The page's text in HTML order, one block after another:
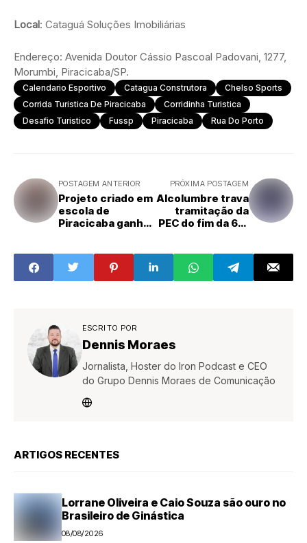
Local: Cataguá Soluções Imobiliárias
Endereço: Avenida Doutor Cássio Pascoal Padovani, 1277,
Morumbi, Piracicaba/SP.
Calendario Esportivo Catagua Construtora
Chelso Sports
Corrida Turistica De Piracicaba
Corridinha Turistica
Desafio Turistico
Fussp Piracicaba Rua Do Porto
POSTAGEM ANTERIOR
Projeto criado em
escola de
Piracicaba ganha
estadual
PRÓXIMA POSTAGEM
Alcolumbre trava
tramitação da
PEC do fim da 6x1
ESCRITO POR
Dennis Moraes
Jornalista, Hoster do Iron Podcast e CEO
do Grupo Dennis Moraes de Comunicação
ARTIGOS RECENTES
Lorrane Oliveira e Caio Souza são ouro no
Brasileiro de Ginástica
08/08/2026